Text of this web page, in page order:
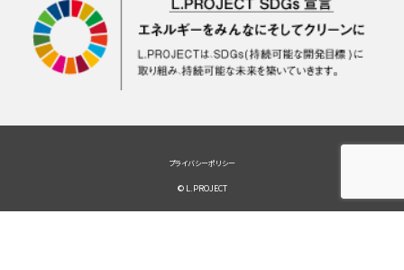
プライバシーポリシー
© L.PROJECT